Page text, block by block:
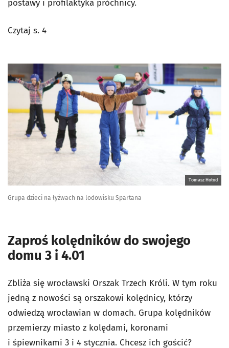
postawy i profilaktyka próchnicy.
Czytaj s. 4
Tomasz Hołod
Grupa dzieci na łyżwach na lodowisku Spartana
Zaproś kolędników do swojego
domu 3 i 4.01
Zbliża się wrocławski Orszak Trzech Króli. W tym roku
jedną z nowości są orszakowi kolędnicy, którzy
odwiedzą wrocławian w domach. Grupa kolędników
przemierzy miasto z kolędami, koronami
i śpiewnikami 3 i 4 stycznia. Chcesz ich gościć?